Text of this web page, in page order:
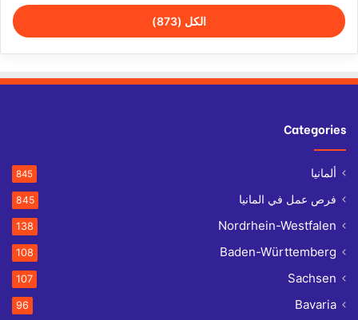
الكل (873)
Categories
ألمانيا 845
فرص عمل في المانيا 845
Nordrhein-Westfalen
138
Baden-Württemberg
108
Sachsen
107
Bavaria
96